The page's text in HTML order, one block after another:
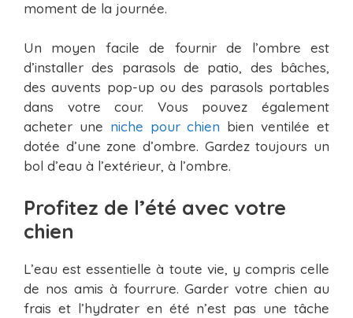
moment de la journée.
Un moyen facile de fournir de l’ombre est
d’installer des parasols de patio, des bâches,
des auvents pop-up ou des parasols portables
dans votre cour. Vous pouvez également
acheter une niche pour chien bien ventilée et
dotée d’une zone d’ombre. Gardez toujours un
bol d’eau à l’extérieur, à l’ombre.
Profitez de l’été avec votre
chien
L’eau est essentielle à toute vie, y compris celle
de nos amis à fourrure. Garder votre chien au
frais et l’hydrater en été n’est pas une tâche